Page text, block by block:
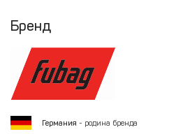
Бренд
Германия - родина бренда